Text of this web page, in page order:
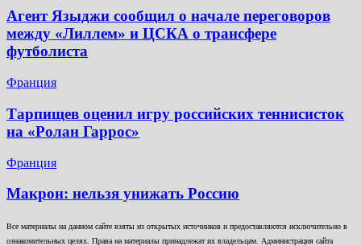
Агент Языджи сообщил о начале переговоров
между «Лиллем» и ЦСКА о трансфере
футболиста
Франция
Тарпищев оценил игру российских теннисисток
на «Ролан Гаррос»
Франция
Макрон: нельзя унижать Россию
Все материалы на данном сайте взяты из открытых источников и предоставляются исключительно в
ознакомительных целях. Права на материалы принадлежат их владельцам. Администрация сайта